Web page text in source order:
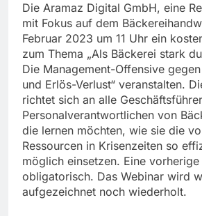
Die Aramaz Digital GmbH, eine
mit Fokus auf dem
Februar 2023 um 11 Uhr ein
zum Thema „Als Bäckerei stark
Die Management-Offensive
und Erlös-Verlust“ veranstalten.
richtet sich an alle
Personalverantwortlichen von
die lernen möchten, wie sie die
Ressourcen in Krisenzeiten so
möglich einsetzen. Eine
obligatorisch. Das Webinar wird
aufgezeichnet noch wiederholt.